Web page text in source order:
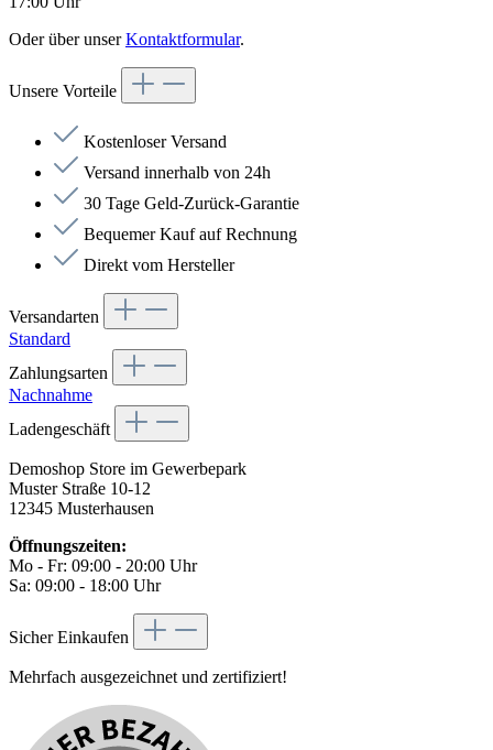
Oder über unserKontaktformular.
Unsere Vorteile
Kostenloser Versand
Versand innerhalb von 24h
30 Tage Geld-Zurück-Garantie
Bequemer Kauf auf Rechnung
Direkt vom Hersteller
Versandarten
Standard
Zahlungsarten
Nachnahme
Ladengeschäft
Demoshop Store im Gewerbepark
Muster Straße 10-12
12345 Musterhausen
Öffnungszeiten:
Mo - Fr: 09:00 - 20:00 Uhr
Sa: 09:00 - 18:00 Uhr
Sicher Einkaufen
Mehrfach ausgezeichnet und zertifiziert!